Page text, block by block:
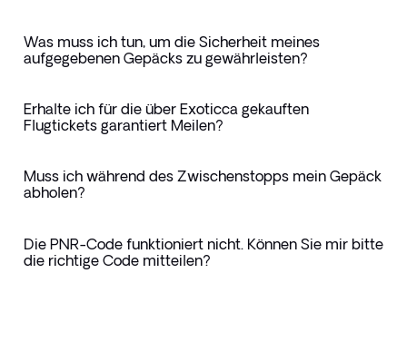
Was muss ich tun, um die Sicherheit meines
aufgegebenen Gepäcks zu gewährleisten?
Erhalte ich für die über Exoticca gekauften
Flugtickets garantiert Meilen?
Muss ich während des Zwischenstopps mein Gepäck
abholen?
Die PNR-Code funktioniert nicht. Können Sie mir bitte
die richtige Code mitteilen?